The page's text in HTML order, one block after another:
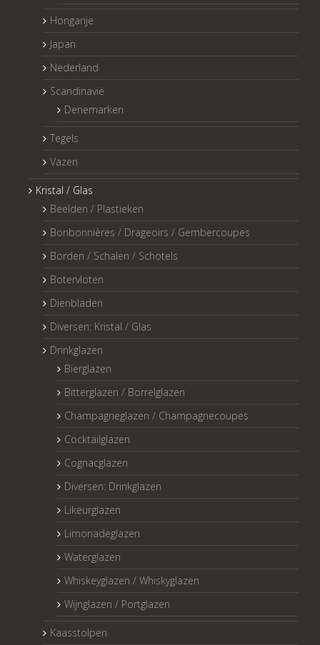
Hongarije
Japan
Nederland
Scandinavië
Denemarken
Tegels
Vazen
Kristal / Glas
Beelden / Plastieken
Bonbonnières / Drageoirs / Gembercoupes
Borden / Schalen / Schotels
Botervloten
Dienbladen
Diversen: Kristal / Glas
Drinkglazen
Bierglazen
Bitterglazen / Borrelglazen
Champagneglazen / Champagnecoupes
Cocktailglazen
Cognacglazen
Diversen: Drinkglazen
Likeurglazen
Limonadeglazen
Waterglazen
Whiskeyglazen / Whiskyglazen
Wijnglazen / Portglazen
Kaasstolpen